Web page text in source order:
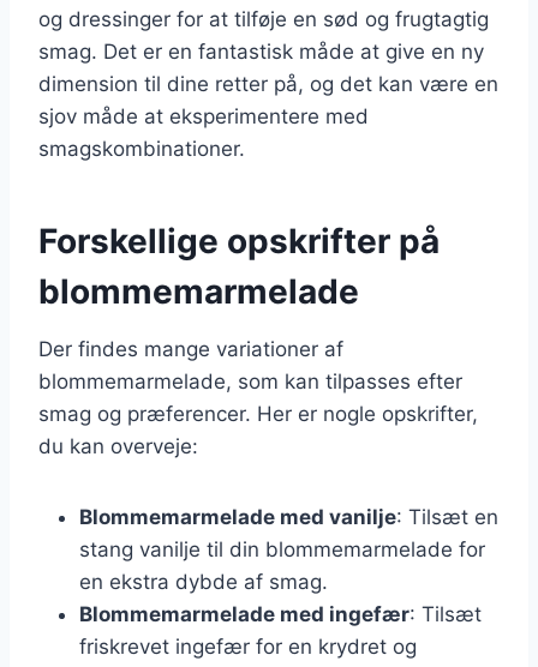
og dressinger for at tilføje en sød og frugtagtig
smag. Det er en fantastisk måde at give en ny
dimension til dine retter på, og det kan være en
sjov måde at eksperimentere med
smagskombinationer.
Forskellige opskrifter på
blommemarmelade
Der findes mange variationer af
blommemarmelade, som kan tilpasses efter
smag og præferencer. Her er nogle opskrifter,
du kan overveje:
Blommemarmelade med vanilje: Tilsæt en
stang vanilje til din blommemarmelade for
en ekstra dybde af smag.
Blommemarmelade med ingefær: Tilsæt
friskrevet ingefær for en krydret og